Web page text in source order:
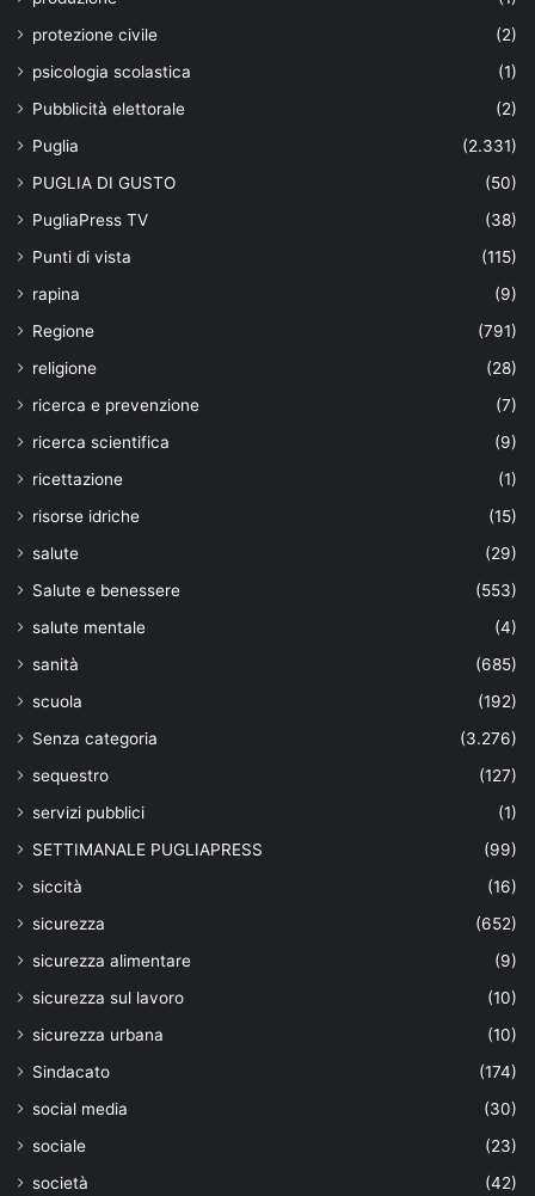
protezione civile
(2)
psicologia scolastica
(1)
Pubblicità elettorale
(2)
Puglia
(2.331)
PUGLIA DI GUSTO
(50)
PugliaPress TV
(38)
Punti di vista
(115)
rapina
(9)
Regione
(791)
religione
(28)
ricerca e prevenzione
(7)
ricerca scientifica
(9)
ricettazione
(1)
risorse idriche
(15)
salute
(29)
Salute e benessere
(553)
salute mentale
(4)
sanità
(685)
scuola
(192)
Senza categoria
(3.276)
sequestro
(127)
servizi pubblici
(1)
SETTIMANALE PUGLIAPRESS
(99)
siccità
(16)
sicurezza
(652)
sicurezza alimentare
(9)
sicurezza sul lavoro
(10)
sicurezza urbana
(10)
Sindacato
(174)
social media
(30)
sociale
(23)
società
(42)